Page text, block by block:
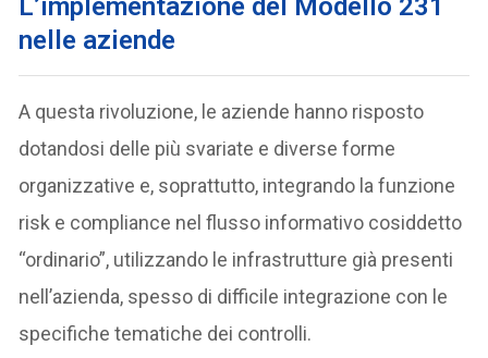
L’implementazione del Modello 231
nelle aziende
A questa rivoluzione, le aziende hanno risposto
dotandosi delle più svariate e diverse forme
organizzative e, soprattutto, integrando la funzione
risk e compliance nel flusso informativo cosiddetto
“ordinario”, utilizzando le infrastrutture già presenti
nell’azienda, spesso di difficile integrazione con le
specifiche tematiche dei controlli.